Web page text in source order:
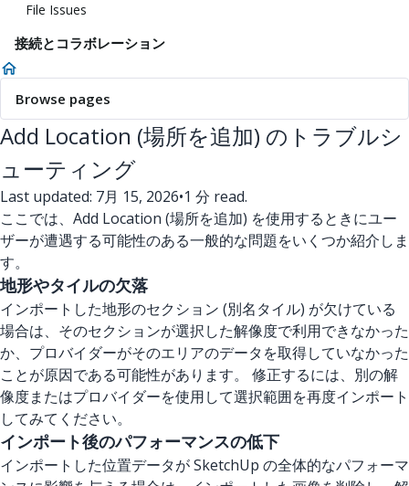
File Issues
接続とコラボレーション
Browse pages
Add Location (場所を追加) のトラブルシ
ューティング
Last updated: 7月 15, 2026•1 分 read.
ここでは、Add Location (場所を追加) を使用するときにユー
ザーが遭遇する可能性のある一般的な問題をいくつか紹介しま
す。
地形やタイルの欠落
インポートした地形のセクション (別名タイル) が欠けている
場合は、そのセクションが選択した解像度で利用できなかった
か、プロバイダーがそのエリアのデータを取得していなかった
ことが原因である可能性があります。 修正するには、別の解
像度またはプロバイダーを使用して選択範囲を再度インポート
してみてください。
インポート後のパフォーマンスの低下
インポートした位置データが SketchUp の全体的なパフォーマ